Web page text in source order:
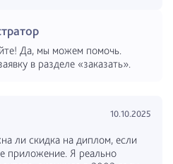
Да, мы можем помочь.
в разделе «заказать».
10.10.2025
ли скидка на диплом, если
приложение. Я реально